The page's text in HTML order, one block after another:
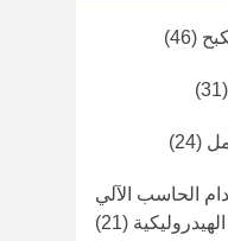
(46)
(31)
(24)
الحاسب الآلي
(21)